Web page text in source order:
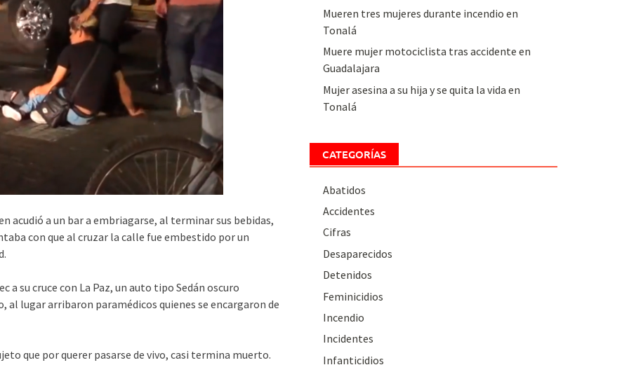
acudió a un bar a embriagarse, al terminar sus bebidas,
con que al cruzar la calle fue embestido por un
a su cruce con La Paz, un auto tipo Sedán oscuro
lugar arribaron paramédicos quienes se encargaron de
que por querer pasarse de vivo, casi termina muerto.
Mueren tres mujeres durante incendio en
Tonalá
Muere mujer motociclista tras accidente en
Guadalajara
Mujer asesina a su hija y se quita la vida en
Tonalá
CATEGORÍAS
Abatidos
Accidentes
Cifras
Desaparecidos
Detenidos
Feminicidios
Incendio
Incidentes
Infanticidios